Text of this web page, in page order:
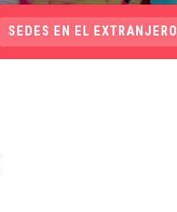
SEDES EN EL EXTRANJERO